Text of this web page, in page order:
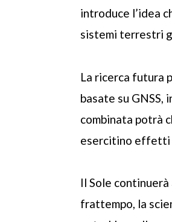
introduce l’idea
sistemi terrestri
La ricerca futura
basate su
combinata potrà
esercitino effetti
Il Sole
frattempo, la